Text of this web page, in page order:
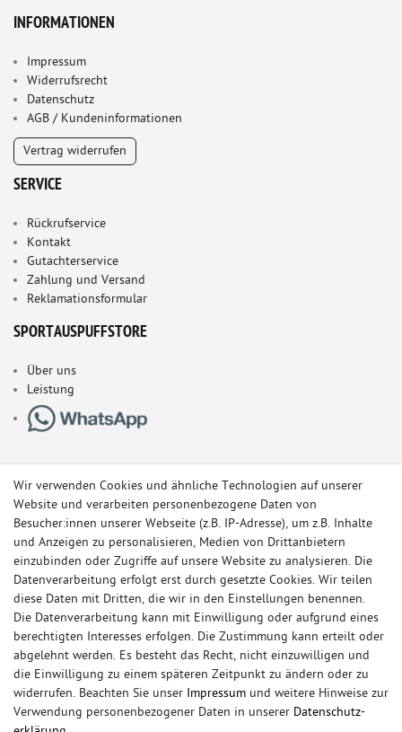
INFORMATIONEN
Impressum
Widerrufsrecht
Datenschutz
AGB / Kundeninformationen
Vertrag widerrufen
SERVICE
Rückrufservice
Kontakt
Gutachterservice
Zahlung und Versand
Reklamationsformular
SPORTAUSPUFFSTORE
Über uns
Leistung
© Copyright 2026 Sportauspuff-Store.de - Alle Rechte vorbehalten.
Preisangaben inkl. gesetzlicher MwSt. und zzgl. Versandkosten
Das Internetportal für Sportendschalldämpfer, Komplettanlagen,
Rennsportanlagen, Sportendrohre, Universalteile, Fächerkrümmer,
Wir verwenden Cookies und ähnliche Technologien auf unserer
Website und verarbeiten personenbezogene Daten von
Besucher:innen unserer Webseite (z.B. IP-Adresse), um z.B. Inhalte
und Anzeigen zu personalisieren, Medien von Drittanbietern
einzubinden oder Zugriffe auf unsere Website zu analysieren. Die
Datenverarbeitung erfolgt erst durch gesetzte Cookies. Wir teilen
diese Daten mit Dritten, die wir in den Einstellungen benennen.
Die Datenverarbeitung kann mit Einwilligung oder aufgrund eines
berechtigten Interesses erfolgen. Die Zustimmung kann erteilt oder
abgelehnt werden. Es besteht das Recht, nicht einzuwilligen und
die Einwilligung zu einem späteren Zeitpunkt zu ändern oder zu
widerrufen. Beachten Sie unser Impressum und weitere Hinweise zur
Verwendung personenbezogener Daten in unserer Daten­schutz­